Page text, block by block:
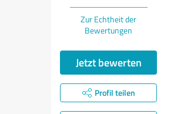
Zur Echtheit der
Bewertungen
Jetzt bewerten
Profil teilen